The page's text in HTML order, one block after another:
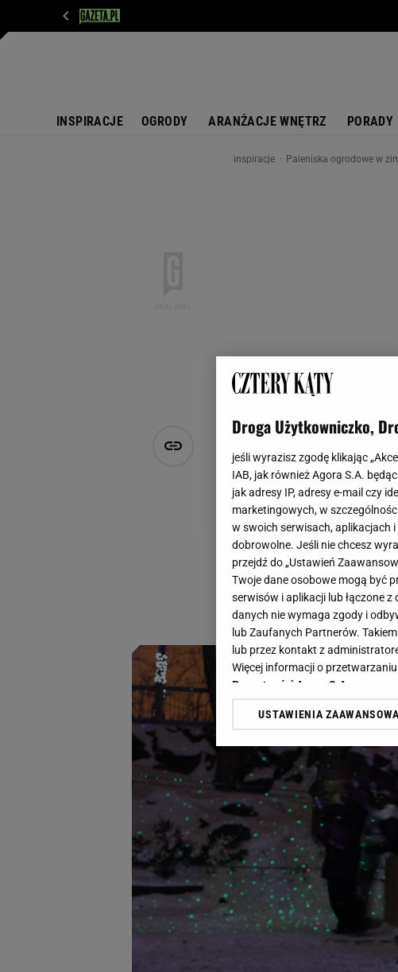
INSPIRACJE OGRODY ARANŻACJE WNĘTRZ PORADY
inspiracje Paleniska ogrodowe w
Paleniska
pokochali ten
Anna Chlebus
17 grudnia 2025, 12:59
Śnieg skrzypiący pod
być równie klimatyczny
przygotować sobie taki
Droga Użytkowniczko,
jeśli wyrazisz zgodę klikając
IAB, jak również Agora S.A.
jak adresy IP, adresy e-mail czy
marketingowych, w
w swoich serwisach, aplikacjach
dobrowolne. Jeśli nie chcesz
przejdź do „Ustawień
Twoje dane osobowe mogą być
serwisów i aplikacji lub łączone
danych nie wymaga zgody i
lub Zaufanych Partnerów.
lub przez kontakt z
Więcej informacji o
Prywatności Agora S.A.
Klikając „Akceptuję” wyrażasz
dotyczące plików cookie,
odnośnik „Ustawienia
plików cookie możliwa jest
My, nasi Zaufani Partnerzy i
Użycie dokładnych danych
Przechowywanie informacji na
badnie odbiorców i ulepszanie
USTAWIENIA